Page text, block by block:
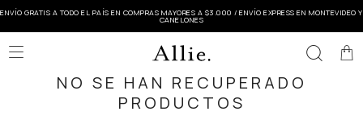
ENVÍO GRATIS A TODO EL PAÍS EN COMPRAS MAYORES A $3.000 / ENVÍO EXPRESS EN MONTEVIDEO Y
CANELONES

NO SE HAN RECUPERADO
PRODUCTOS